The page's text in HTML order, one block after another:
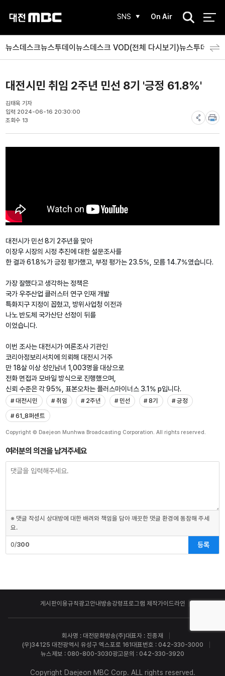
SNS On Air
검
뉴스데스크뉴스투데이뉴스데스크 VOD(전체 다시보기)뉴스투데이
대전시민 취임 2주년 민선 8기 '긍정 61.8%'
김태욱 기자
입력 2024-06-16 20:30:00
조회수 13
대전시가 민선 8기 2주년을 맞아
이장우 시장의 시정 추진에 대한 설문조사를
한 결과 61.8%가 긍정 평가했고, 부정 평가는 23.5%, 모름 14.7%였습니다.
가장 잘했다고 생각하는 정책은
국가 우주산업 클러스터 연구 인재 개발
특화지구 지정이 꼽혔고, 방위사업청 이전과
나노 반도체 국가산단 선정이 뒤를
이었습니다.
이번 조사는 대전시가 여론조사 기관인
코리아정보리서치에 의뢰해 대전시 거주
만 18살 이상 성인남녀 1,003명을 대상으로
전화 면접과 모바일 방식으로 진행했으며,
신뢰 수준은 각 95%, 표본오차는 플러스마이너스 3.1% p입니다.
# 대전시민 # 취임 # 2주년 # 민선 # 8기
# 긍정
# 61_8퍼센트
Copyright © Daejeon Munhwa Broadcasting Corporation. All rights reserved.
여러분의 의견을 남겨주세요
※ 댓글 작성시 상대방에 대한 배려와 책임을 담아 깨끗한 댓글 환경에 동참해 주세
요.
0/300 등록
게시판이용규칙광고안내방송강령프로그램 제작가이드라인
회사명 : 대전문화방송(주)대표자 : 진종재
(우)34125 대전광역시 유성구 엑스포로 161대표번호 : 042-330-3000
뉴스제보 : 080-800-3030광고문의 : 042-330-3920
Copyright Daejeon MBC Corp. ALL rights reserved.